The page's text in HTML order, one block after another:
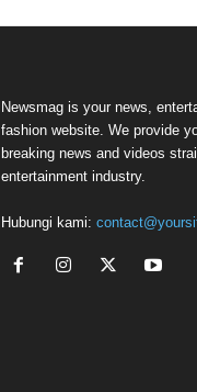
Newsmag is your news,
fashion website. We provide
breaking news and videos
entertainment industry.
Hubungi kami: